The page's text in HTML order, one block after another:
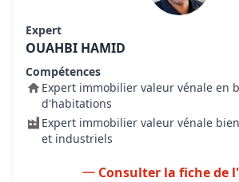
Expert
OUAHBI HAMID
Compétences
Expert immobilier valeur vénale en
d'habitations
Expert immobilier valeur vénale
et industriels
Consulter la fiche de